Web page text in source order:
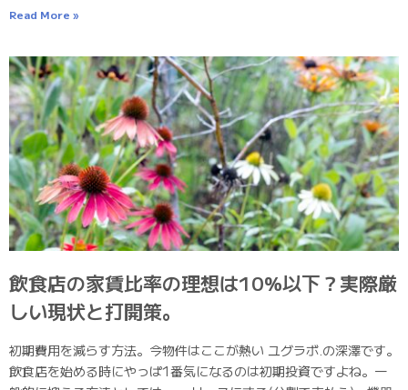
Read More »
飲食店の家賃比率の理想は10%以下？実際厳
しい現状と打開策。
初期費用を減らす方法。今物件はここが熱い ユグラボ.の深澤です。
飲食店を始める時にやっぱ1番気になるのは初期投資ですよね。一